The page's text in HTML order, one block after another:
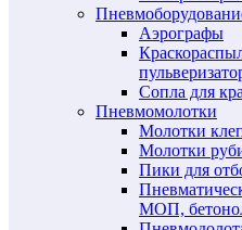
Аэрографы
Сопла для
Пневмомолотки
Молотки
Молотки
Пики для
МОП,